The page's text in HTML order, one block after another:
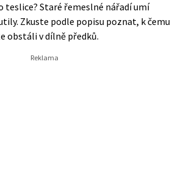
teslice? Staré řemeslné nářadí umí
Zkuste podle popisu poznat, k čemu
obstáli v dílně předků.